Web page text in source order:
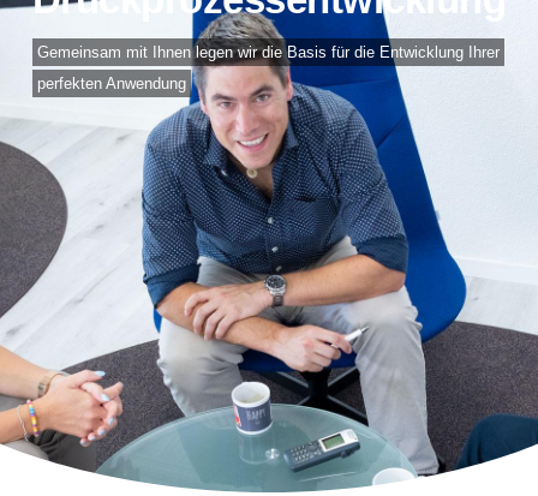
Gemeinsam mit Ihnen legen wir die Basis für die Entwicklung Ihrer
perfekten Anwendung